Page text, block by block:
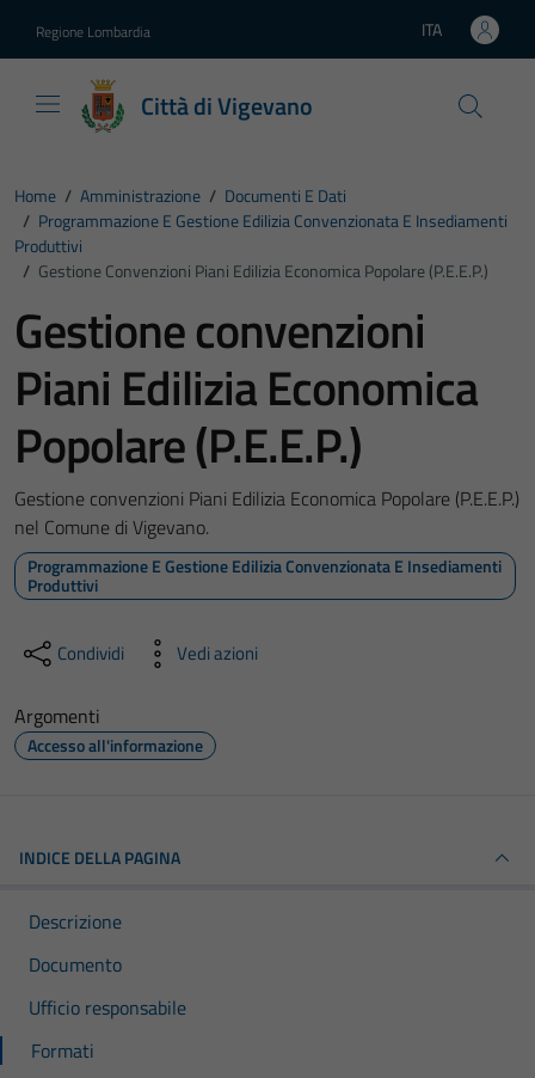
Regione Lombardia Lingua attiva:
ITA
Città di Vigevano
Home / Amministrazione / Documenti E Dati
/ Programmazione E Gestione Edilizia Convenzionata E Insediamenti
Produttivi
/ Gestione Convenzioni Piani Edilizia Economica Popolare (P.E.E.P.)
Gestione convenzioni
Piani Edilizia Economica
Popolare (P.E.E.P.)
Gestione convenzioni Piani Edilizia Economica Popolare (P.E.E.P.)
nel Comune di Vigevano.
Programmazione E Gestione Edilizia Convenzionata E Insediamenti
Produttivi
Condividi Vedi azioni
Argomenti
Accesso all'informazione
INDICE DELLA PAGINA
Descrizione
Documento
Ufficio responsabile
Formati